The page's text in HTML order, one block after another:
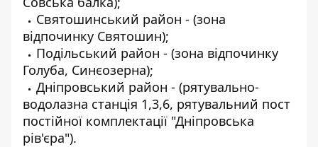
Святошинський район - (зона
відпочинку Святошин);
Подільський район - (зона відпочинку
Голуба, Синєозерна);
Дніпровський район - (рятувально-
водолазна станція 1,3,6, рятувальний пост
постійної комплектації "Дніпровська
рів'єра").